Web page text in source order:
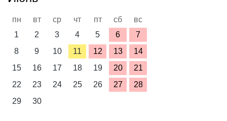
пн вт ср чт пт сб
вс
1
2 3 4 5 6
7
8
9 10 11 12 13
14
15
16 17 18 19 20
21
22
23 24 25 26 27
28
29
30